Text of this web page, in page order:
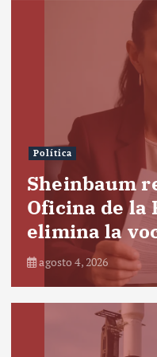
Política
Sheinbaum
Oficina de la
elimina la
agosto 4, 2026